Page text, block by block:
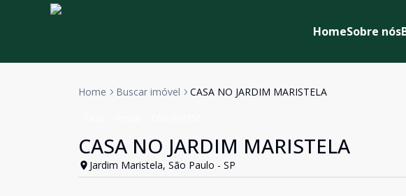
HomeSobre nós
Home Buscar imóvel CASA NO JARDIM MARISTELA
CASA NO JARDIM MARISTELA
Jardim Maristela, São Paulo - SP